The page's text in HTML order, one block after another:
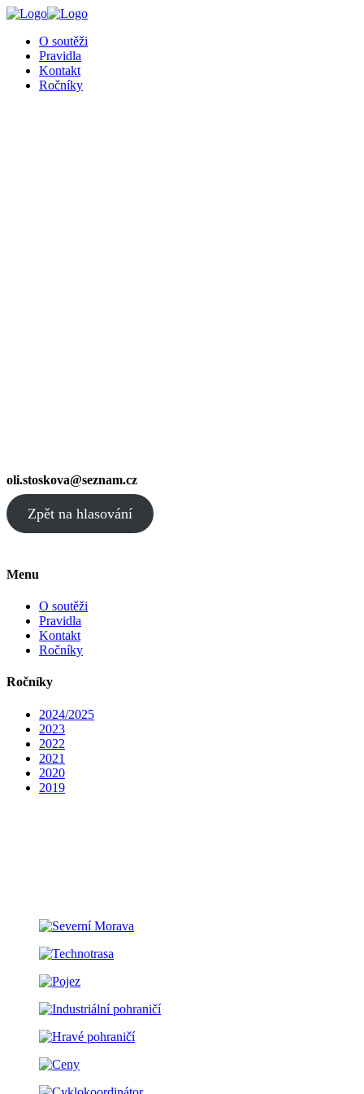
O soutěži
Pravidla
Kontakt
Ročníky
oli.stoskova@seznam.cz
Zpět na hlasování
Menu
O soutěži
Pravidla
Kontakt
Ročníky
Ročníky
2024/2025
2023
2022
2021
2020
2019